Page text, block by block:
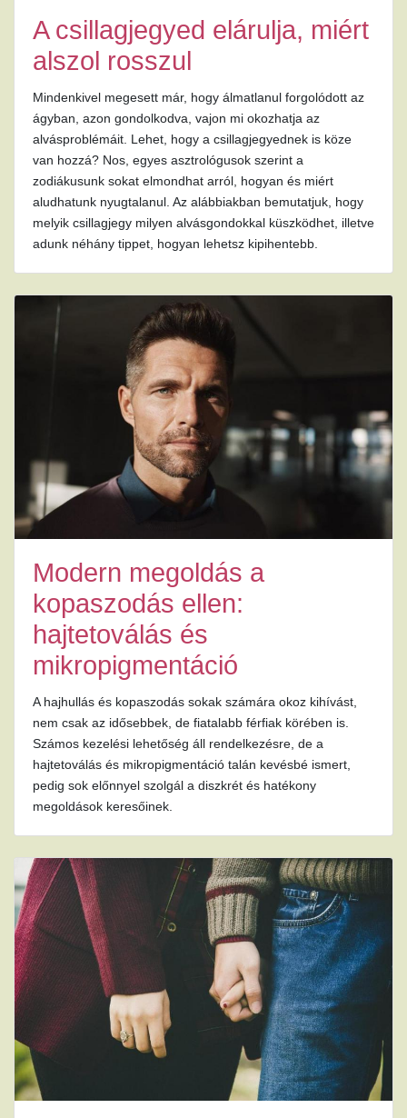
A csillagjegyed elárulja, miért
alszol rosszul
Mindenkivel megesett már, hogy álmatlanul forgolódott az
ágyban, azon gondolkodva, vajon mi okozhatja az
alvásproblémáit. Lehet, hogy a csillagjegyednek is köze
van hozzá? Nos, egyes asztrológusok szerint a
zodiákusunk sokat elmondhat arról, hogyan és miért
aludhatunk nyugtalanul. Az alábbiakban bemutatjuk, hogy
melyik csillagjegy milyen alvásgondokkal küszködhet, illetve
adunk néhány tippet, hogyan lehetsz kipihentebb.
Modern megoldás a
kopaszodás ellen:
hajtetoválás és
mikropigmentáció
A hajhullás és kopaszodás sokak számára okoz kihívást,
nem csak az idősebbek, de fiatalabb férfiak körében is.
Számos kezelési lehetőség áll rendelkezésre, de a
hajtetoválás és mikropigmentáció talán kevésbé ismert,
pedig sok előnnyel szolgál a diszkrét és hatékony
megoldások keresőinek.